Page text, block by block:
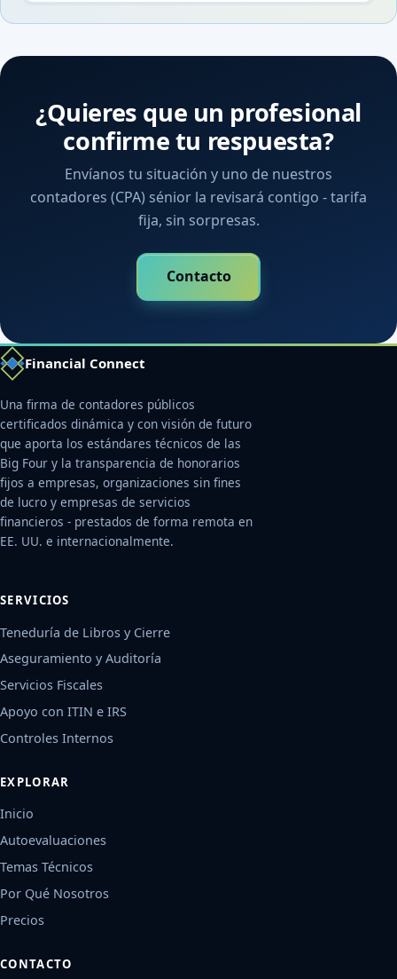
¿Quieres que un profesional
confirme tu respuesta?
Envíanos tu situación y uno de nuestros
contadores (CPA) sénior la revisará contigo - tarifa
fija, sin sorpresas.
Contacto
Financial Connect
Una firma de contadores públicos
certificados dinámica y con visión de futuro
que aporta los estándares técnicos de las
Big Four y la transparencia de honorarios
fijos a empresas, organizaciones sin fines
de lucro y empresas de servicios
financieros - prestados de forma remota en
EE. UU. e internacionalmente.
SERVICIOS
Teneduría de Libros y Cierre
Aseguramiento y Auditoría
Servicios Fiscales
Apoyo con ITIN e IRS
Controles Internos
EXPLORAR
Inicio
Autoevaluaciones
Temas Técnicos
Por Qué Nosotros
Precios
CONTACTO